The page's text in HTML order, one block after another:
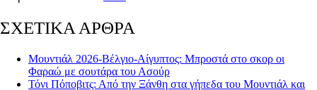
ΣΧΕΤΙΚΑ ΑΡΘΡΑ
Μουντιάλ 2026-Βέλγιο-Αίγυπτος: Μπροστά στο σκορ οι
Φαραώ με σουτάρα του Ασούρ
Τόνι Πόποβιτς: Από την Ξάνθη στα γήπεδα του Μουντιάλ και